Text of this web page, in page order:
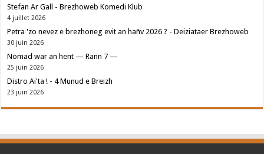
Stefan Ar Gall - Brezhoweb Komedi Klub
4 juillet 2026
Petra 'zo nevez e brezhoneg evit an hañv 2026 ? - Deiziataer Brezhoweb
30 juin 2026
Nomad war an hent — Rann 7 —
25 juin 2026
Distro Ai'ta ! - 4 Munud e Breizh
23 juin 2026